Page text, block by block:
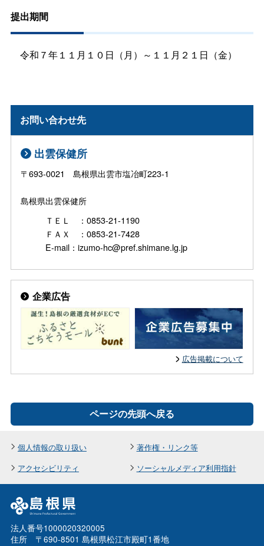
提出期間
令和７年１１月１０日（月）～１１月２１日（金）
お問い合わせ先
出雲保健所
〒693-0021 島根県出雲市塩冶町223-1
島根県出雲保健所
ＴＥＬ ：0853-21-1190
ＦＡＸ ：0853-21-7428
E-mail：izumo-hc@pref.shimane.lg.jp
企業広告
広告掲載について
ページの先頭へ戻る
個人情報の取り扱い
著作権・リンク等
アクセシビリティ
ソーシャルメディア利用指針
法人番号1000020320005
住所 〒690-8501 島根県松江市殿町1番地